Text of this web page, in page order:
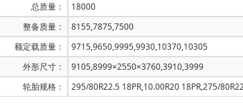
总质量：
18000
整备质量：
8155,7875,7500
额定载质量：
9715,9650,9995,9930,10370,10305
外形尺寸：
9105,8999×2550×3760,3910,3999
轮胎规格：
295/80R22.5 18PR,10.00R20 18PR,275/